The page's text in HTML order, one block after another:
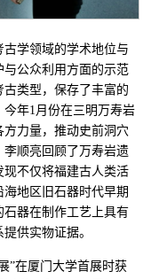
学领域的学术地位与
公众利用方面的示范
类型，保存了丰富的
年1月份在三明万寿岩
力量，推动史前洞穴
顺亮回顾了万寿岩遗
不仅将福建古人类活
地区旧石器时代早期
器在制作工艺上具有
供实物证据。
”在厦门大学首展时获